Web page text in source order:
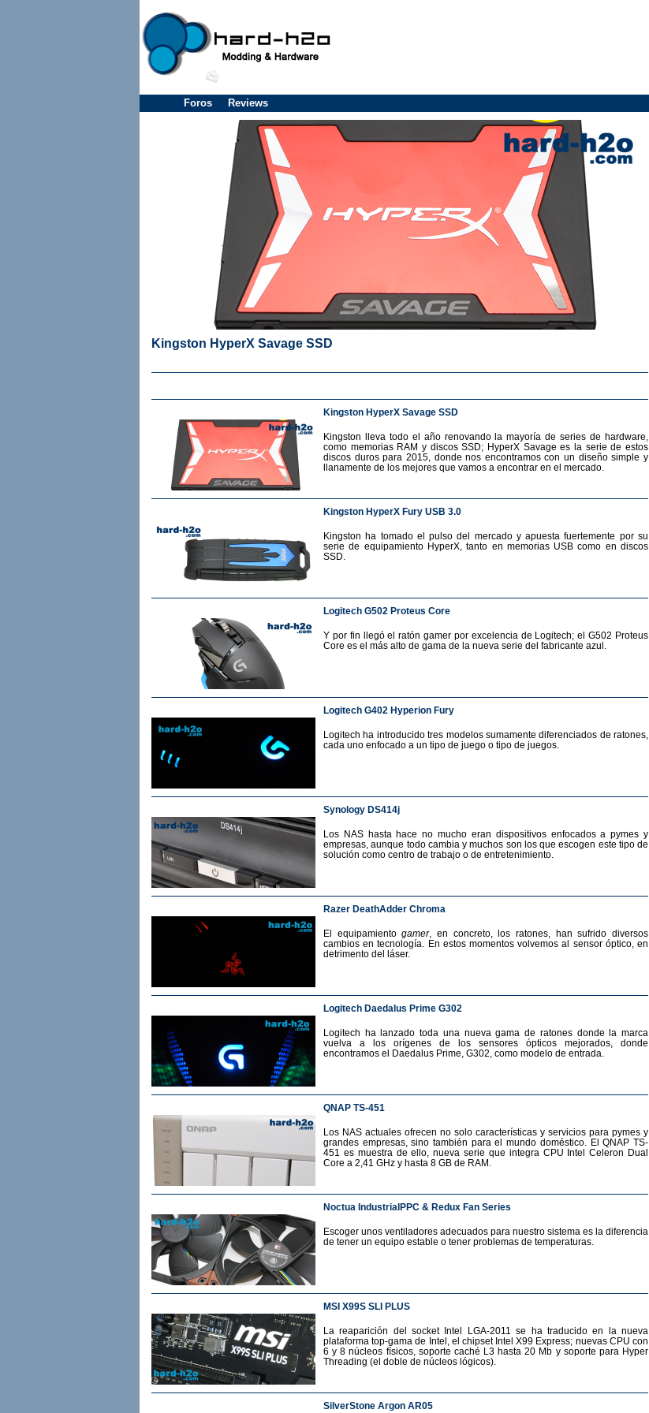
Foros Reviews
Kingston HyperX Savage SSD
Kingston HyperX Savage SSD
Kingston lleva todo el año renovando la mayoría de series de hardware,
como memorias RAM y discos SSD; HyperX Savage es la serie de estos
discos duros para 2015, donde nos encontramos con un diseño simple y
llanamente de los mejores que vamos a encontrar en el mercado.
Kingston HyperX Fury USB 3.0
Kingston ha tomado el pulso del mercado y apuesta fuertemente por su
serie de equipamiento HyperX, tanto en memorias USB como en discos
SSD.
Logitech G502 Proteus Core
Y por fin llegó el ratón gamer por excelencia de Logitech; el G502 Proteus
Core es el más alto de gama de la nueva serie del fabricante azul.
Logitech G402 Hyperion Fury
Logitech ha introducido tres modelos sumamente diferenciados de ratones,
cada uno enfocado a un tipo de juego o tipo de juegos.
Synology DS414j
Los NAS hasta hace no mucho eran dispositivos enfocados a pymes y
empresas, aunque todo cambia y muchos son los que escogen este tipo de
solución como centro de trabajo o de entretenimiento.
Razer DeathAdder Chroma
El equipamientogamer, en concreto, los ratones, han sufrido diversos
cambios en tecnología. En estos momentos volvemos al sensor óptico, en
detrimento del láser.
Logitech Daedalus Prime G302
Logitech ha lanzado toda una nueva gama de ratones donde la marca
vuelva a los orígenes de los sensores ópticos mejorados, donde
encontramos el Daedalus Prime, G302, como modelo de entrada.
QNAP TS-451
Los NAS actuales ofrecen no solo características y servicios para pymes y
grandes empresas, sino también para el mundo doméstico. El QNAP TS-
451 es muestra de ello, nueva serie que integra CPU Intel Celeron Dual
Core a 2,41 GHz y hasta 8 GB de RAM.
Noctua IndustrialPPC & Redux Fan Series
Escoger unos ventiladores adecuados para nuestro sistema es la diferencia
de tener un equipo estable o tener problemas de temperaturas.
MSI X99S SLI PLUS
La reaparición del socket Intel LGA-2011 se ha traducido en la nueva
plataforma top-gama de Intel, el chipset Intel X99 Express; nuevas CPU con
6 y 8 núcleos físicos, soporte caché L3 hasta 20 Mb y soporte para Hyper
Threading (el doble de núcleos lógicos).
SilverStone Argon AR05